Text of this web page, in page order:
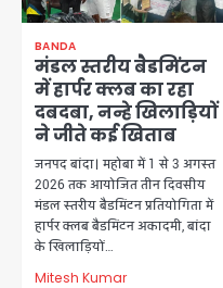
BANDA
मंडल स्तरीय बैडमिंटन
में हार्पर क्लब का रहा
दबदबा, नन्हे खिलाड़ियों
ने जीते कई खिताब
जनपद बांदा। महोबा में 1 से 3 अगस्त
2026 तक आयोजित तीन दिवसीय
मंडल स्तरीय बैडमिंटन प्रतियोगिता में
हार्पर क्लब बैडमिंटन अकादमी, बांदा
के खिलाड़ियों…
Mitesh Kumar